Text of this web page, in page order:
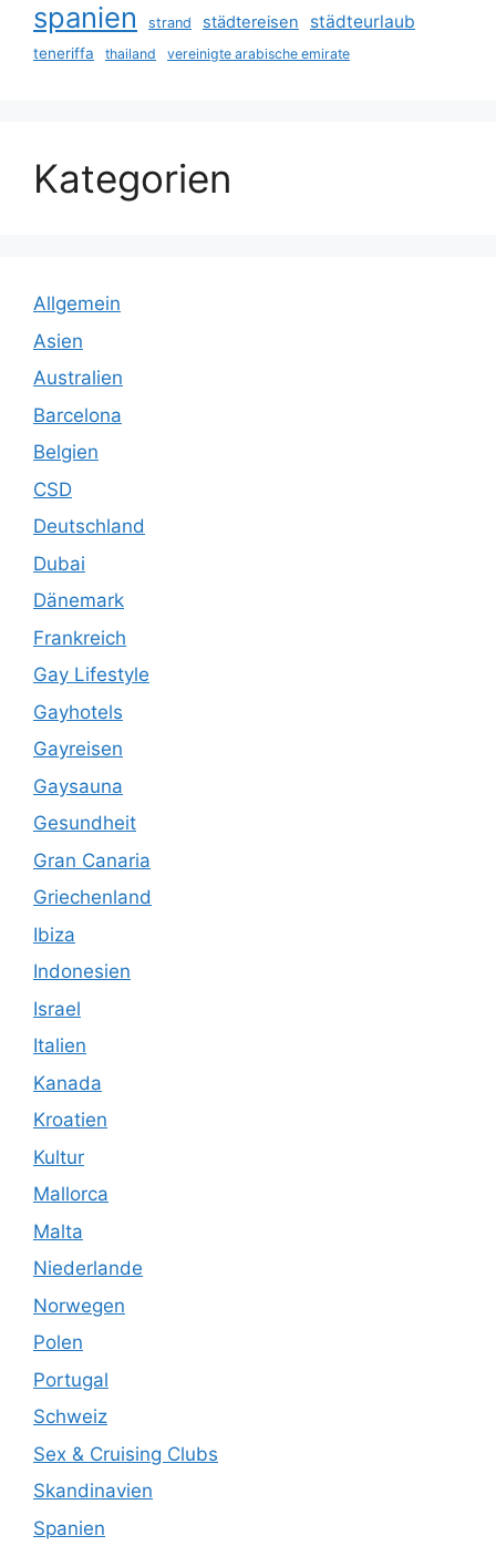
spanien strand städtereisen städteurlaub
teneriffa thailand vereinigte arabische emirate
Kategorien
Allgemein
Asien
Australien
Barcelona
Belgien
CSD
Deutschland
Dubai
Dänemark
Frankreich
Gay Lifestyle
Gayhotels
Gayreisen
Gaysauna
Gesundheit
Gran Canaria
Griechenland
Ibiza
Indonesien
Israel
Italien
Kanada
Kroatien
Kultur
Mallorca
Malta
Niederlande
Norwegen
Polen
Portugal
Schweiz
Sex & Cruising Clubs
Skandinavien
Spanien